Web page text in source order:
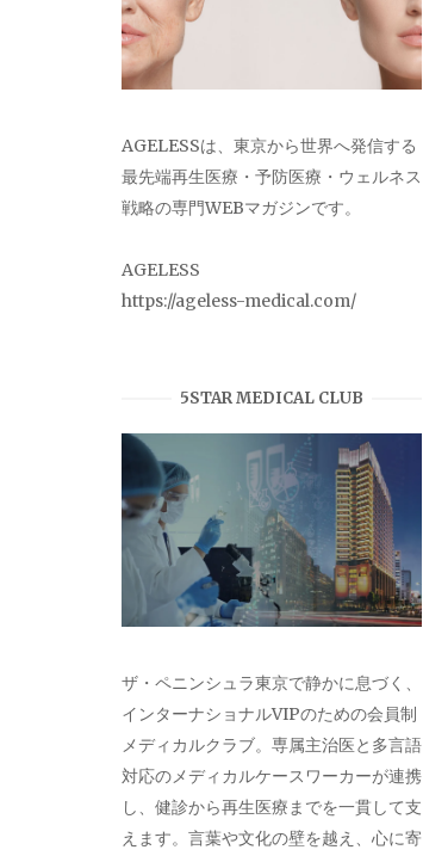
AGELESSは、東京から世界へ発信する
最先端再生医療・予防医療・ウェルネス
戦略の専門WEBマガジンです。
AGELESS
https://ageless-medical.com/
5STAR MEDICAL CLUB
ザ・ペニンシュラ東京で静かに息づく、
インターナショナルVIPのための会員制
メディカルクラブ。専属主治医と多言語
対応のメディカルケースワーカーが連携
し、健診から再生医療までを一貫して支
えます。言葉や文化の壁を越え、心に寄